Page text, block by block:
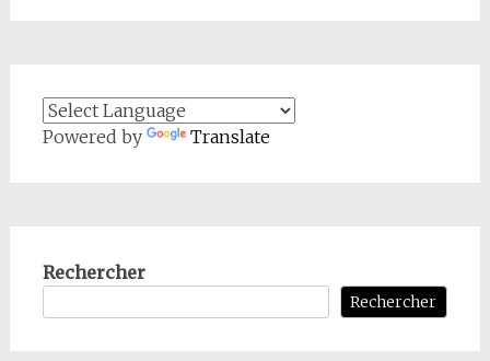
Powered by Translate
Rechercher
Rechercher